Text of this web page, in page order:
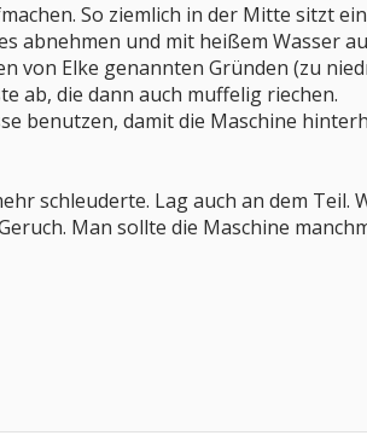
So ziemlich in der Mitte sitzt
abnehmen und mit heißem Wasser
von Elke genannten Gründen (zu
ab, die dann auch muffelig riechen.
benutzen, damit die Maschine
schleuderte. Lag auch an dem Teil.
Man sollte die Maschine